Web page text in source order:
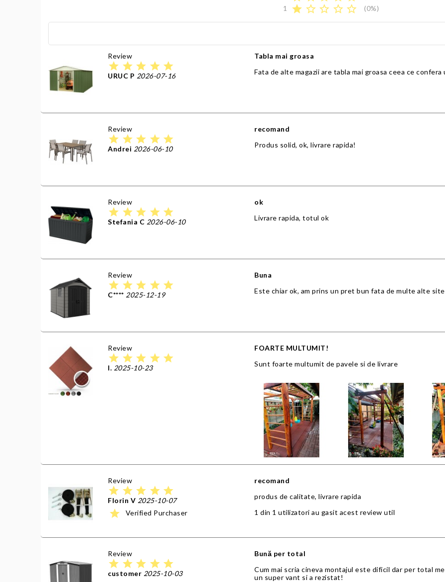
1
star star_border star_border star_border star_border (0%)
Review
star star star star star
URUC P 2026-07-16
Tabla mai groasa
Fata de alte magazii are tabla mai groasa ceea ce
Review
star star star star star
Andrei 2026-06-10
recomand
Produs solid, ok, livrare rapida!
Review
star star star star star
Stefania C 2026-06-10
ok
Livrare rapida, totul ok
Review
star star star star star
C**** 2025-12-19
Buna
Este chiar ok, am prins un pret bun fata de multe alte
Review
star star star star star
I. 2025-10-23
FOARTE MULTUMIT!
Sunt foarte multumit de pavele si de livrare
Review
star star star star star
Florin V 2025-10-07
star Verified Purchaser
recomand
produs de calitate, livrare rapida
1 din 1 utilizatori au gasit acest review util
Review
star star star star star
customer 2025-10-03
Bună per total
Cum mai scria cineva montajul este dificil dar per total
un super vant si a rezistat!